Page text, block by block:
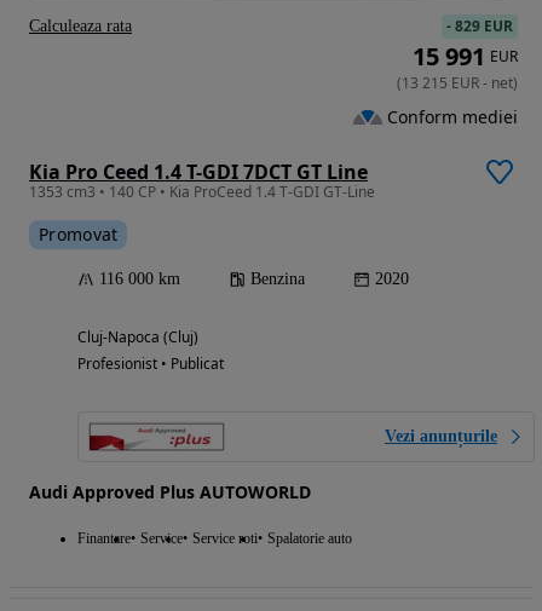
Kia Pro Ceed 1.4 T-GDI 7DCT GT Line
1353 cm3 • 140 CP • Kia ProCeed 1.4 T-GDI GT-Line
Promovat
116 000 km Benzina 2020
Cluj-Napoca (Cluj)
Profesionist • Publicat
Vezi anunțurile
Audi Approved Plus AUTOWORLD
Finantare Service Service roti Spalatorie auto
-829 EUR
15 991 EUR
(13 215 EUR- net)
Conform mediei
Calculeaza rata